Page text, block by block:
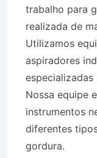
trabalho para
realizada de
Utilizamos
aspiradores
Nossa equipe
instrumentos
diferentes
gordura.